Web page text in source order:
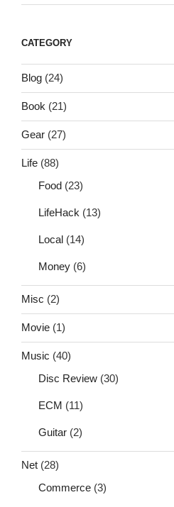
CATEGORY
Blog (24)
Book (21)
Gear (27)
Life (88)
Food (23)
LifeHack (13)
Local (14)
Money (6)
Misc (2)
Movie (1)
Music (40)
Disc Review (30)
ECM (11)
Guitar (2)
Net (28)
Commerce (3)